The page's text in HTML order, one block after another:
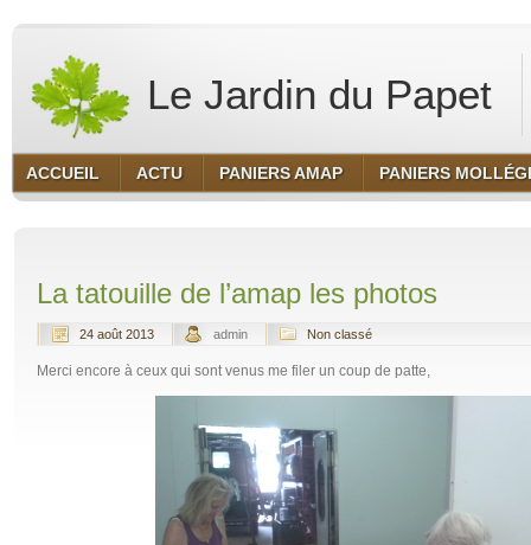
Le Jardin du Papet
ACCUEIL ACTU PANIERS AMAP PANIERS
La tatouille de l’amap les photos
24 août 2013 admin Non classé
Merci encore à ceux qui sont venus me filer un coup de patte,